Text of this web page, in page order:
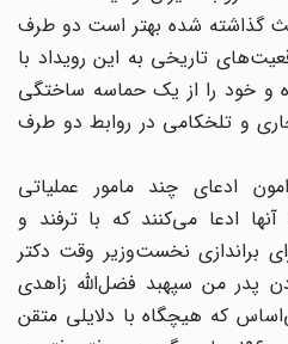
گذاشته شده بهتر است دو طرف
تاریخی به این رویداد با
و خود را از یک حماسه ساختگی
و تلخکامی در روابط دو طرف
ادعای چند مامور عملیاتی
ادعا می‌کنند که با ترفند و
براندازی نخست‌وزیر وقت دکتر
من سپهبد فضل‌الله زاهدی
که هیچگاه با دلایلی متقن